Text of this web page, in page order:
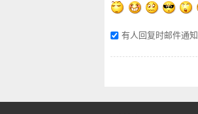
有人回复时邮件通